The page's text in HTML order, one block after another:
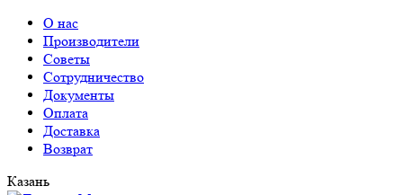
О нас
Производители
Советы
Сотрудничество
Документы
Оплата
Доставка
Возврат
Казань